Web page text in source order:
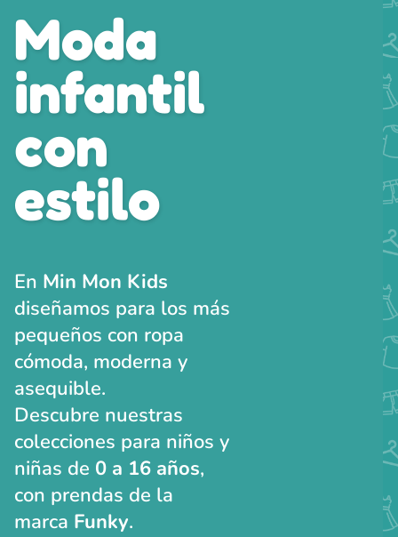
Moda
infantil
con
estilo
En Min Mon Kids
diseñamos para los más
pequeños con ropa
cómoda, moderna y
asequible.
Descubre nuestras
colecciones para niños y
niñas de 0 a 16 años,
con prendas de la
marca Funky.